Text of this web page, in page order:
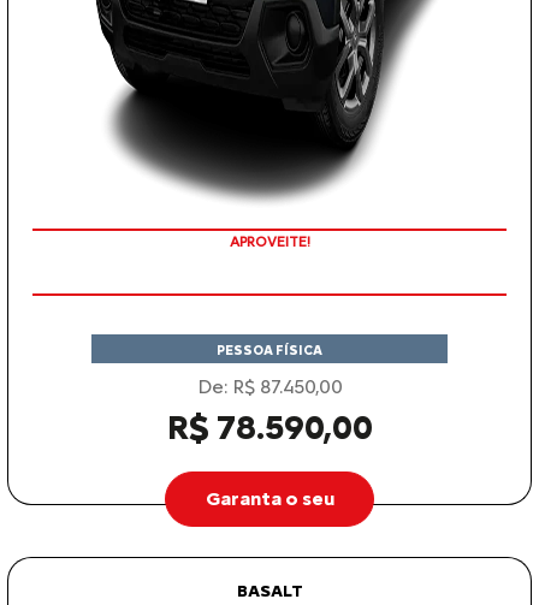
VALORIZAÇÃO DO SEU SEMINOVO
PESSOA FÍSICA
De: R$ 87.450,00
R$ 78.590,00
Garanta o seu
BASALT